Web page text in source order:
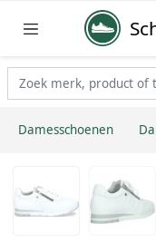
Damesschoenen